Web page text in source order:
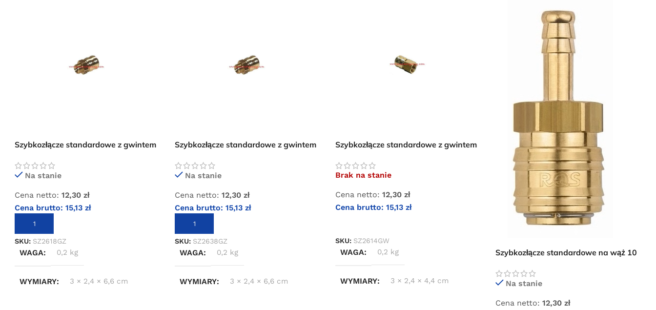
Szybkozłącze standardowe z gwintem
Na stanie
Cena netto: 12,30 zł
Cena brutto: 15,13 zł
DODAJ DO KOSZYKA
SKU: SZ2618GZ
WAGA 0,2 kg
WYMIARY 3 × 2,4 × 6,6 cm
Szybkozłącze standardowe z gwintem
Na stanie
Cena netto: 12,30zł
Cena brutto:15,13zł
DODAJ DO KOSZYKA
SKU: SZ2638GZ
WAGA 0,2 kg
WYMIARY 3 × 2,4 × 6,6 cm
Szybkozłącze standardowe z gwintem
Brak na stanie
Cena netto: 12,30 zł
Cena brutto: 15,13 zł
SKU: SZ2614GW
WAGA 0,2 kg
WYMIARY 3 × 2,4 × 4,4 cm
Szybkozłącze standardowe na wąż 10
Na stanie
Cena netto: 12,30zł